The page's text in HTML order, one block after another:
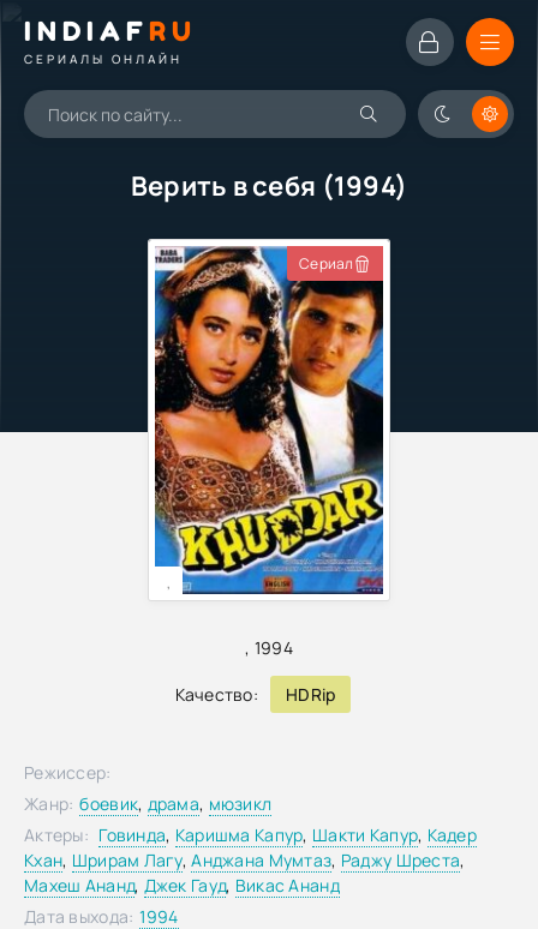
INDIAFRU
СЕРИАЛЫ ОНЛАЙН
Верить в себя (1994)
, 1994
Качество: HDRip
Фильм
Сериал
,
Режиссер:
Жанр: боевик, драма, мюзикл
Актеры: Говинда, Каришма Капур, Шакти Капур, Кадер
Кхан, Шрирам Лагу,Анджана Мумтаз, Раджу Шреста,
Махеш Ананд, Джек Гауд, Викас Ананд
Дата выхода: 1994